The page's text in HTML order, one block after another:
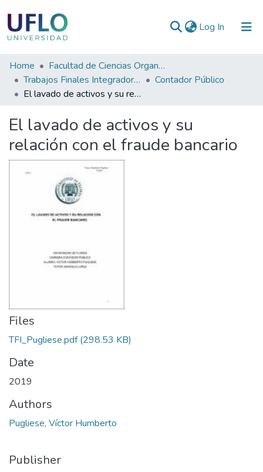
Log In (current)
Communities
&
Collections
All of RIUFLO
Statistics
Home
Facultad de Ciencias Organizacionales y de la Empresa
Trabajos Finales Integradores (TFI)
Contador Público
El lavado de activos y su relación con el fraude bancario
El lavado de activos y su
relación con el fraude bancario
Files
TFI_Pugliese.pdf(298.53 KB)
Date
2019
Authors
Pugliese, Víctor Humberto
Publisher